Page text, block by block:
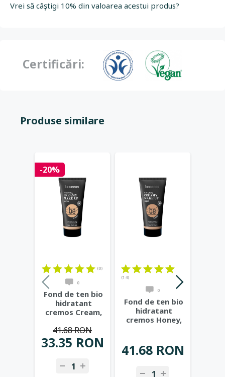
Vrei să câştigi 10% din valoarea acestui produs?
Certificări:
Produse similare
-20%
(0)
0
Fond de ten bio
hidratant
cremos Cream,
tenurile...
33.35 RON
41.68 RON
(14)
0
Fond de ten bio
hidratant
cremos Honey,
41.68 RON